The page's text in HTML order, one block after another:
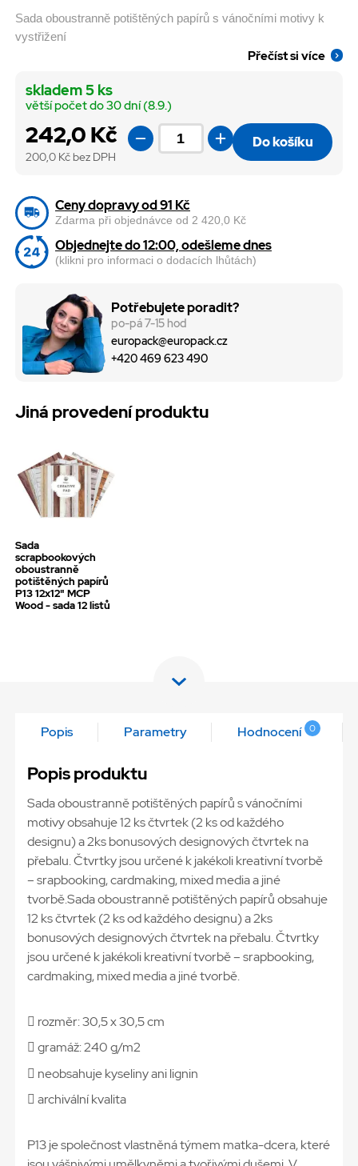
Sada oboustranně potištěných papírů s vánočními motivy k
vystřižení
Přečíst si více
242,0 Kč
200,0 Kč bez DPH
skladem 5 ks
větší počet do 30 dní (8.9.)
Do košíku
Ceny dopravy od 91 Kč
Zdarma při objednávce od 2 420,0 Kč
Objednejte do 12:00, odešleme dnes
(klikni pro informaci o dodacích lhůtách)
Potřebujete poradit?
po-pá 7-15 hod
europack@europack.cz
+420 469 623 490
Jiná provedení produktu
Sada
scrapbookových
oboustranně
potištěných papírů
P13 12x12" MCP
Wood - sada 12 listů
Popis Parametry Hodnocení 0
Popis produktu
Sada oboustranně potištěných papírů s vánočními
motivy obsahuje 12 ks čtvrtek (2 ks od každého
designu) a 2ks bonusových designových čtvrtek na
přebalu. Čtvrtky jsou určené k jakékoli kreativní tvorbě
– srapbooking, cardmaking, mixed media a jiné
tvorbě.Sada oboustranně potištěných papírů obsahuje
12 ks čtvrtek (2 ks od každého designu) a 2ks
bonusových designových čtvrtek na přebalu. Čtvrtky
jsou určené k jakékoli kreativní tvorbě – srapbooking,
cardmaking, mixed media a jiné tvorbě.
 rozměr: 30,5 x 30,5 cm
 gramáž: 240 g/m2
 neobsahuje kyseliny ani lignin
 archivální kvalita
P13 je společnost vlastněná týmem matka-dcera, které